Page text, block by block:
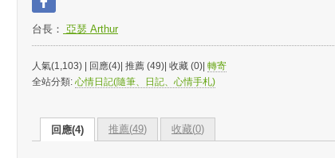
台長： 亞瑟 Arthur
人氣(1,103) | 回應(4)| 推薦 (49)| 收藏 (0)| 轉寄
全站分類: 心情日記(隨筆、日記、心情手札)
回應(4) 推薦(49) 收藏(0)